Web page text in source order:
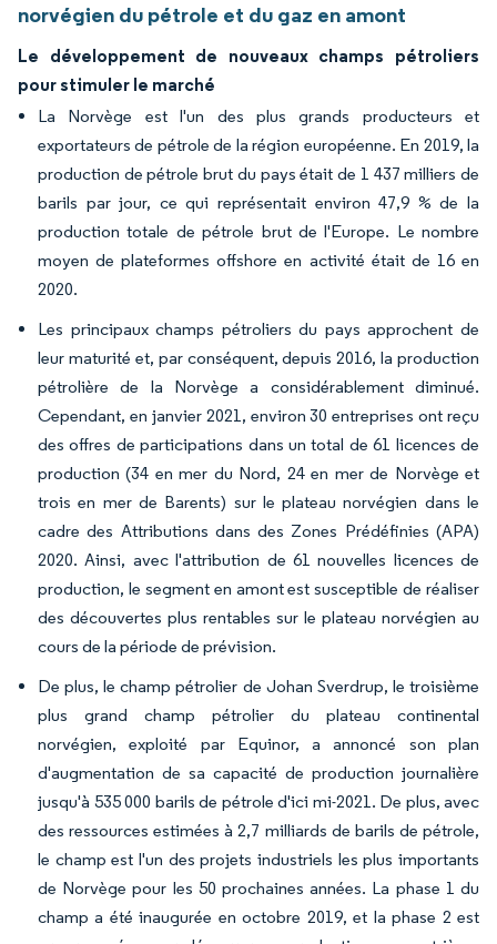
norvégien du pétrole et du gaz en amont
Le développement de nouveaux champs pétroliers
pour stimuler le marché
La Norvège est l'un des plus grands producteurs et
exportateurs de pétrole de la région européenne. En 2019, la
production de pétrole brut du pays était de 1 437 milliers de
barils par jour, ce qui représentait environ 47,9 % de la
production totale de pétrole brut de l'Europe. Le nombre
moyen de plateformes offshore en activité était de 16 en
2020.
Les principaux champs pétroliers du pays approchent de
leur maturité et, par conséquent, depuis 2016, la production
pétrolière de la Norvège a considérablement diminué.
Cependant, en janvier 2021, environ 30 entreprises ont reçu
des offres de participations dans un total de 61 licences de
production (34 en mer du Nord, 24 en mer de Norvège et
trois en mer de Barents) sur le plateau norvégien dans le
cadre des Attributions dans des Zones Prédéfinies (APA)
2020. Ainsi, avec l'attribution de 61 nouvelles licences de
production, le segment en amont est susceptible de réaliser
des découvertes plus rentables sur le plateau norvégien au
cours de la période de prévision.
De plus, le champ pétrolier de Johan Sverdrup, le troisième
plus grand champ pétrolier du plateau continental
norvégien, exploité par Equinor, a annoncé son plan
d'augmentation de sa capacité de production journalière
jusqu'à 535 000 barils de pétrole d'ici mi-2021. De plus, avec
des ressources estimées à 2,7 milliards de barils de pétrole,
le champ est l'un des projets industriels les plus importants
de Norvège pour les 50 prochaines années. La phase 1 du
champ a été inaugurée en octobre 2019, et la phase 2 est